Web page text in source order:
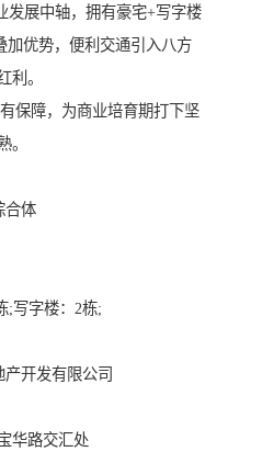
发展中轴，拥有豪宅+写字楼
加优势，便利交通引入八方
利。
保障，为商业培育期打下坚
。
合体
;写字楼：2栋;
开发有限公司
华路交汇处